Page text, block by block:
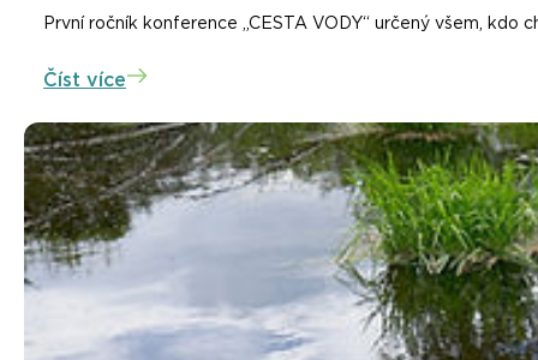
První ročník konference „CESTA VODY“ určený všem,
Číst více